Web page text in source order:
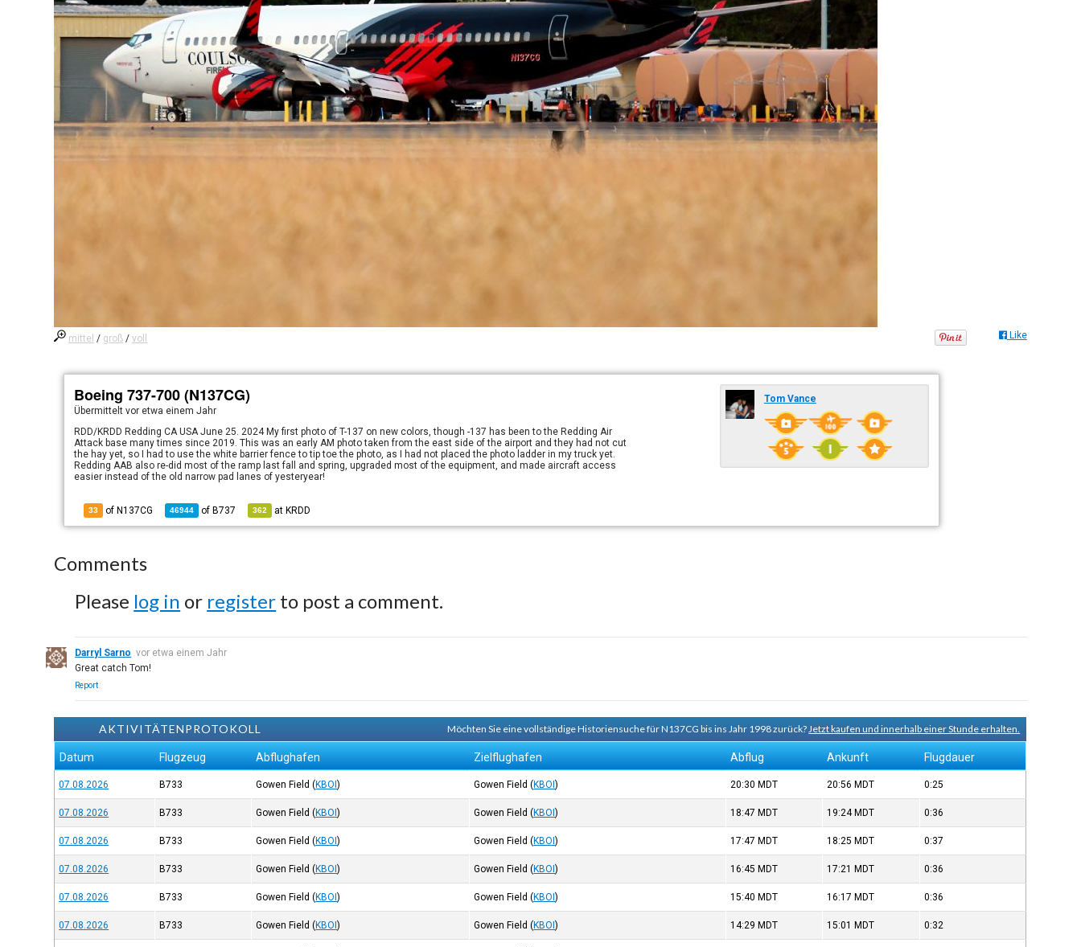
mittel / groß /voll Like
Boeing 737-700 (N137CG)
Übermitteltvor etwa einem Jahr
RDD/KRDD Redding CA USA June 25. 2024 My first photo of T-137 on new colors, though -137 has been to the Redding Air
Attack base many times since 2019. This was an early AM photo taken from the east side of the airport and they had not cut
the hay yet, so I had to use the white barrier fence to tip toe the photo, as I had not placed the photo ladder in my truck yet.
Redding AAB also re-did most of the ramp last fall and spring, upgraded most of the equipment, and made aircraft access
easier instead of the old narrow pad lanes of yesteryear!
33 of N137CG 46944 of B737 362 at KRDD
Tom Vance
Comments
Please log in or register to post a comment.
Darryl Sarno vor etwa einem Jahr
Great catch Tom!
Report
AKTIVITÄTENPROTOKOLL Möchten Sie eine vollständige Historiensuche für N137CG bis ins Jahr 1998 zurück?Jetzt kaufen und innerhalb einer Stunde erhalten.
Datum Flugzeug Abflughafen Zielflughafen Abflug Ankunft Flugdauer
07.08.2026 B733 Gowen Field (KBOI) Gowen Field (KBOI) 20:30 MDT 20:56 MDT 0:25
07.08.2026 B733 Gowen Field (KBOI) Gowen Field (KBOI) 18:47 MDT 19:24 MDT 0:36
07.08.2026 B733 Gowen Field (KBOI) Gowen Field (KBOI) 17:47 MDT 18:25 MDT 0:37
07.08.2026 B733 Gowen Field (KBOI) Gowen Field (KBOI) 16:45 MDT 17:21 MDT 0:36
07.08.2026 B733 Gowen Field (KBOI) Gowen Field (KBOI) 15:40 MDT 16:17 MDT 0:36
07.08.2026 B733 Gowen Field (KBOI) Gowen Field (KBOI) 14:29 MDT 15:01 MDT 0:32